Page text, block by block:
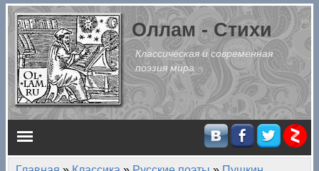
Перейти к основному содержанию
Оллам - Стихи
Классическая и современная
поэзия мира
Главное меню